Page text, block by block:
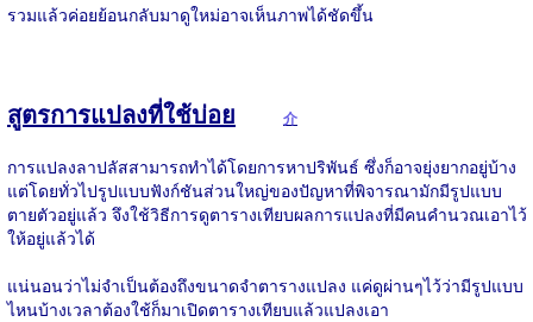
รวมแล้วค่อยย้อนกลับมาดูใหม่อาจเห็นภาพได้ชัดขึ้น
สูตรการแปลงที่ใช้บ่อย 介
การแปลงลาปลัสสามารถทำได้โดยการหาปริพันธ์ ซึ่งก็อาจยุ่งยากอยู่บ้าง
แต่โดยทั่วไปรูปแบบฟังก์ชันส่วนใหญ่ของปัญหาที่พิจารณามักมีรูปแบบ
ตายตัวอยู่แล้ว จึงใช้วิธีการดูตารางเทียบผลการแปลงที่มีคนคำนวณเอาไว้
ให้อยู่แล้วได้
แน่นอนว่าไม่จำเป็นต้องถึงขนาดจำตารางแปลง แค่ดูผ่านๆไว้ว่ามีรูปแบบ
ไหนบ้างเวลาต้องใช้ก็มาเปิดตารางเทียบแล้วแปลงเอา